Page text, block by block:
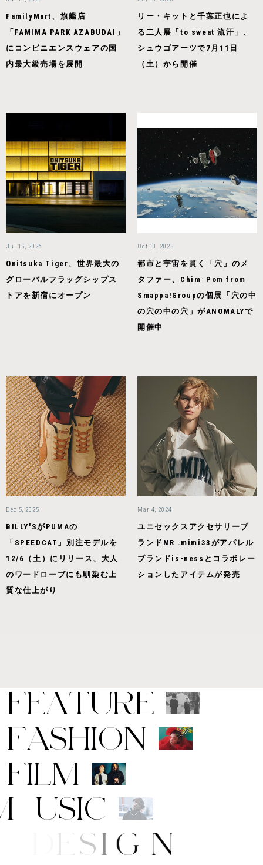
FamilyMart、旗艦店
「FAMIMA PARK AZABUDAI」
にコンビニエンスウェアの国
内最大級売場を展開
リー・キットと千葉正也によ
る二人展「to sweat 流汗」、
シュウゴアーツで7月11日
（土）から開催
Jul 15, 2026
Onitsuka Tiger、世界最大の
グローバルフラッグシップス
トアを新宿にオープン
Oct 10, 2025
都市と宇宙を貫く「⽳」のメ
タファー、Chim↑Pom from
Smappa!Groupの個展「⽳の中
の⽳の中の⽳」がANOMALYで
開催中
Dec 5, 2025
BILLY'SがPUMAの
「SPEEDCAT」別注モデルを
12/6（土）にリリース、大人
のワードローブにも馴染む上
質な仕上がり
Mar 4, 2024
ユニセックスアクセサリーブ
ランドMR .mimi33がアパレル
ブランドis-nessとコラボレー
ションしたアイテムが発売
FEATURE
FASHION
FILM
M USIC
T/D ES IG